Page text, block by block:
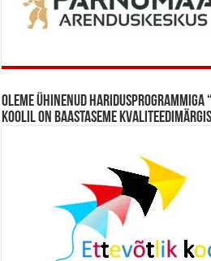
Oleme ühinenud haridusprogrammiga
koolil on baastaseme